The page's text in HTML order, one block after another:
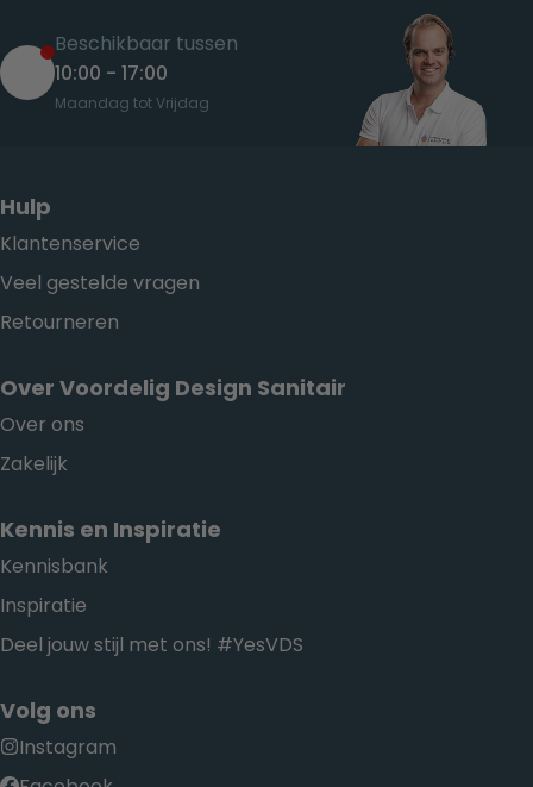
Beschikbaar tussen
10:00 - 17:00
Maandag tot Vrijdag
Hulp
Klantenservice
Veel gestelde vragen
Retourneren
Over Voordelig Design Sanitair
Over ons
Zakelijk
Kennis en Inspiratie
Kennisbank
Inspiratie
Deel jouw stijl met ons! #YesVDS
Volg ons
Instagram